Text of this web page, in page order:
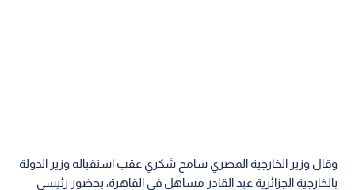
وقال وزير الخارجية المصري سامح شكري عقب استقباله وزير الدولة
بالخارجية الجزائرية عبد القادر مساهل في القاهرة، بحضور رئيسي